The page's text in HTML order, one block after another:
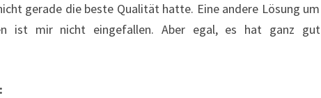
BUMPER-
CODES
gerade die beste Qualität hatte. Eine andere Lösung um
ist mir nicht eingefallen. Aber egal, es hat ganz gut